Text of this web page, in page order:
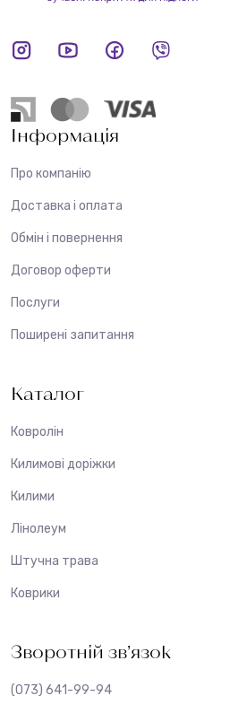
Інформація
Про компанію
Доставка і оплата
Обмін і повернення
Договор оферти
Послуги
Поширені запитання
Каталог
Ковролін
Килимові доріжки
Килими
Лінолеум
Штучна трава
Коврики
Зворотній зв’язок
(073) 641-99-94